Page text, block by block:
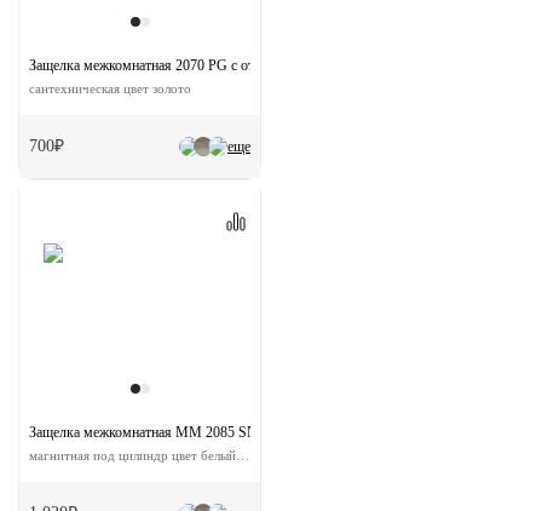
еще
Защелка межкомнатная 2070 PG с ответной планкой
сантехническая цвет золото
700₽
Защелка межкомнатная MM 2085 SN с ответной планкой